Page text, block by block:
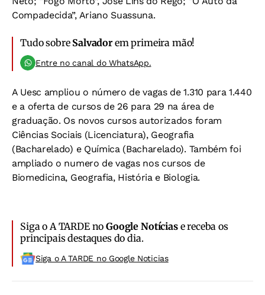
Compadecida”, Ariano Suassuna.
Tudo sobre Salvadorem primeira mão!
Entre no canal do WhatsApp.
A Uesc ampliou o número de vagas de 1.310 para 1.440
e a oferta de cursos de 26 para 29 na área de
graduação. Os novos cursos autorizados foram
Ciências Sociais (Licenciatura), Geografia
(Bacharelado) e Química (Bacharelado). Também foi
ampliado o numero de vagas nos cursos de
Biomedicina, Geografia, História e Biologia.
Siga o A TARDE noGoogle Notíciase receba os
principais destaques do dia.
Siga o A TARDE no Google Noticias